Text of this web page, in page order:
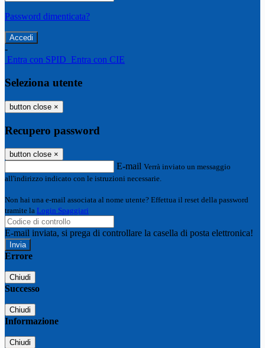
Password dimenticata?
-
Entra con SPID Entra con CIE
Seleziona utente
button close ×
Recupero password
button close ×
E-mail Verrà inviato un messaggio
all'indirizzo indicato con le istruzioni necessarie.
Non hai una e-mail associata al nome utente? Effettua il reset della password
tramite la Login Spaggiari
E-mail inviata, si prega di controllare la casella di posta elettronica!
Errore
Chiudi
Successo
Chiudi
Informazione
Chiudi